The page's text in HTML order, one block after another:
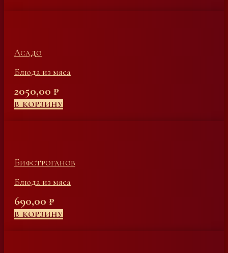
Асадо
Блюда из мяса
2050,00 ₽
В КОРЗИНУ
Бифстроганов
Блюда из мяса
690,00 ₽
В КОРЗИНУ